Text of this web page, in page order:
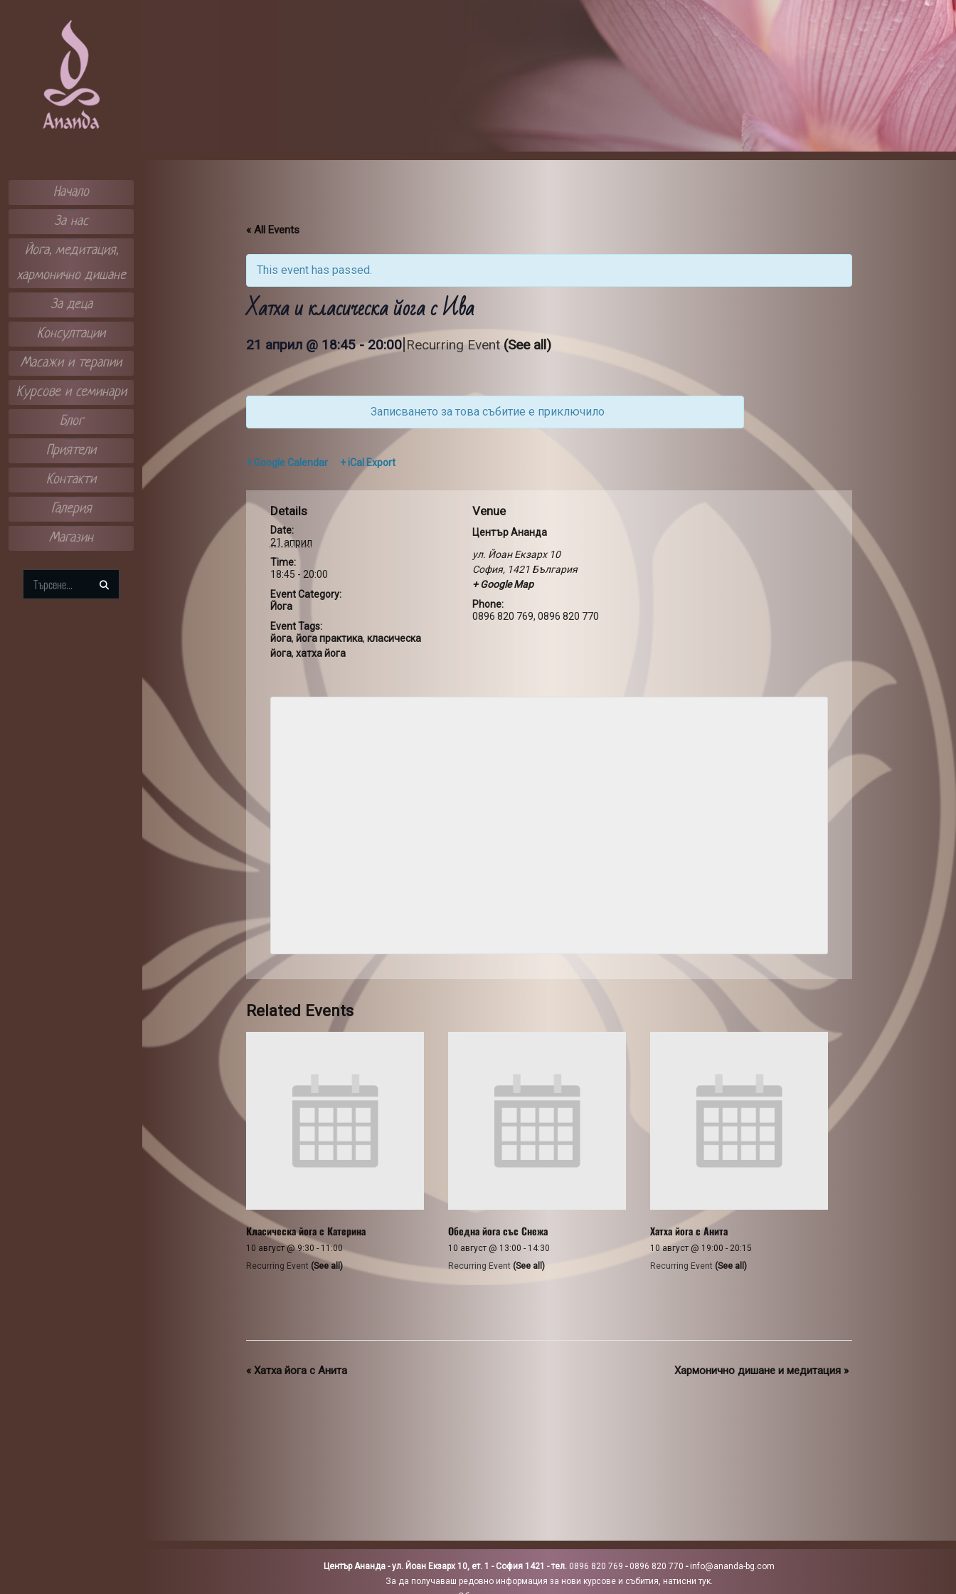
НАНДА
Начало
За нас
Йога, медитация,
хармонично дишане
За деца
Консултации
Масажи и терапии
Курсове и семинари
Блог
Приятели
Контакти
Галерия
Магазин
Search
for:
« All Events
This event has passed.
Хатха и класическа йога с Ива
21 април @ 18:45-20:00|Recurring Event (See all)
Записването за това събитие е приключило
+ Google Calendar + iCal Export
Details
Date:
21 април
Time:
18:45 - 20:00
Event Category:
Йога
Event Tags:
йога, йога практика, класическа
йога, хатха йога
Venue
Център Ананда
ул. Йоан Екзарх 10
София, 1421 България
+ Google Map
Phone:
0896 820 769, 0896 820 770
Related Events
Класическа йога с Катерина
10 август @ 9:30 - 11:00
Recurring Event (See all)
Обедна йога със Снежа
10 август @ 13:00 - 14:30
Recurring Event (See all)
Хатха йога с Анита
10 август @ 19:00 - 20:15
Recurring Event (See all)
«Хатха йога с Анита Хармонично дишане и медитация»
Център Ананда - ул. Йоан Екзарх 10, ет. 1 - София 1421 - тел. 0896 820 769 - 0896 820 770 - info@ananda-bg.com
За да получаваш редовно информация за нови курсове и събития, натисни тук.